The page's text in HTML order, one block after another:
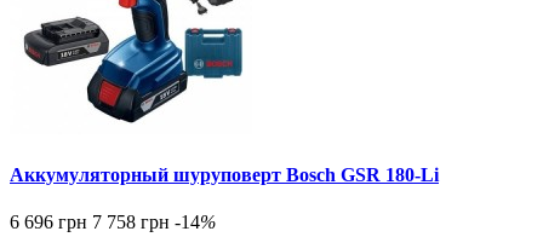
Аккумуляторный шуруповерт Bosch GSR 180-Li
6 696 грн 7 758 грн -14%